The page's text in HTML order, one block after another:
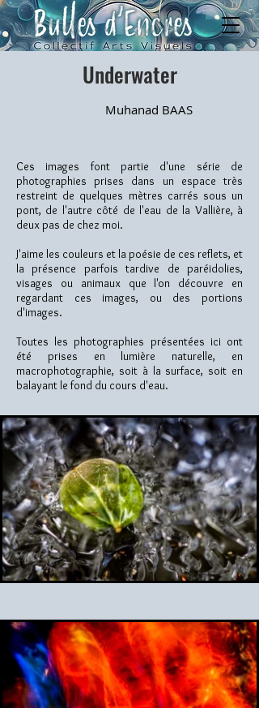
Underwater
Muhanad BAAS
Ces images font partie d'une série de
photographies prises dans un espace très
restreint de quelques mètres carrés sous un
pont, de l'autre côté de l'eau de la Vallière, à
deux pas de chez moi.
J'aime les couleurs et la poésie de ces reflets, et
la présence parfois tardive de paréidolies,
visages ou animaux que l'on découvre en
regardant ces images, ou des portions
d'images.
Toutes les photographies présentées ici ont
été prises en lumière naturelle, en
macrophotographie, soit à la surface, soit en
balayant le fond du cours d'eau.